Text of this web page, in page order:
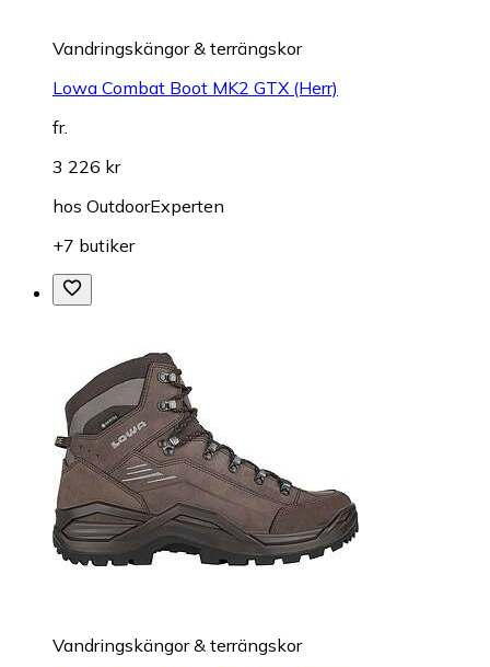
Vandringskängor & terrängskor
Lowa Combat Boot MK2 GTX (Herr)
fr.
3 226 kr
hos OutdoorExperten
+7 butiker
Vandringskängor & terrängskor